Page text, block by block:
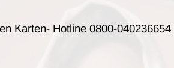
Karten- Hotline 0800-